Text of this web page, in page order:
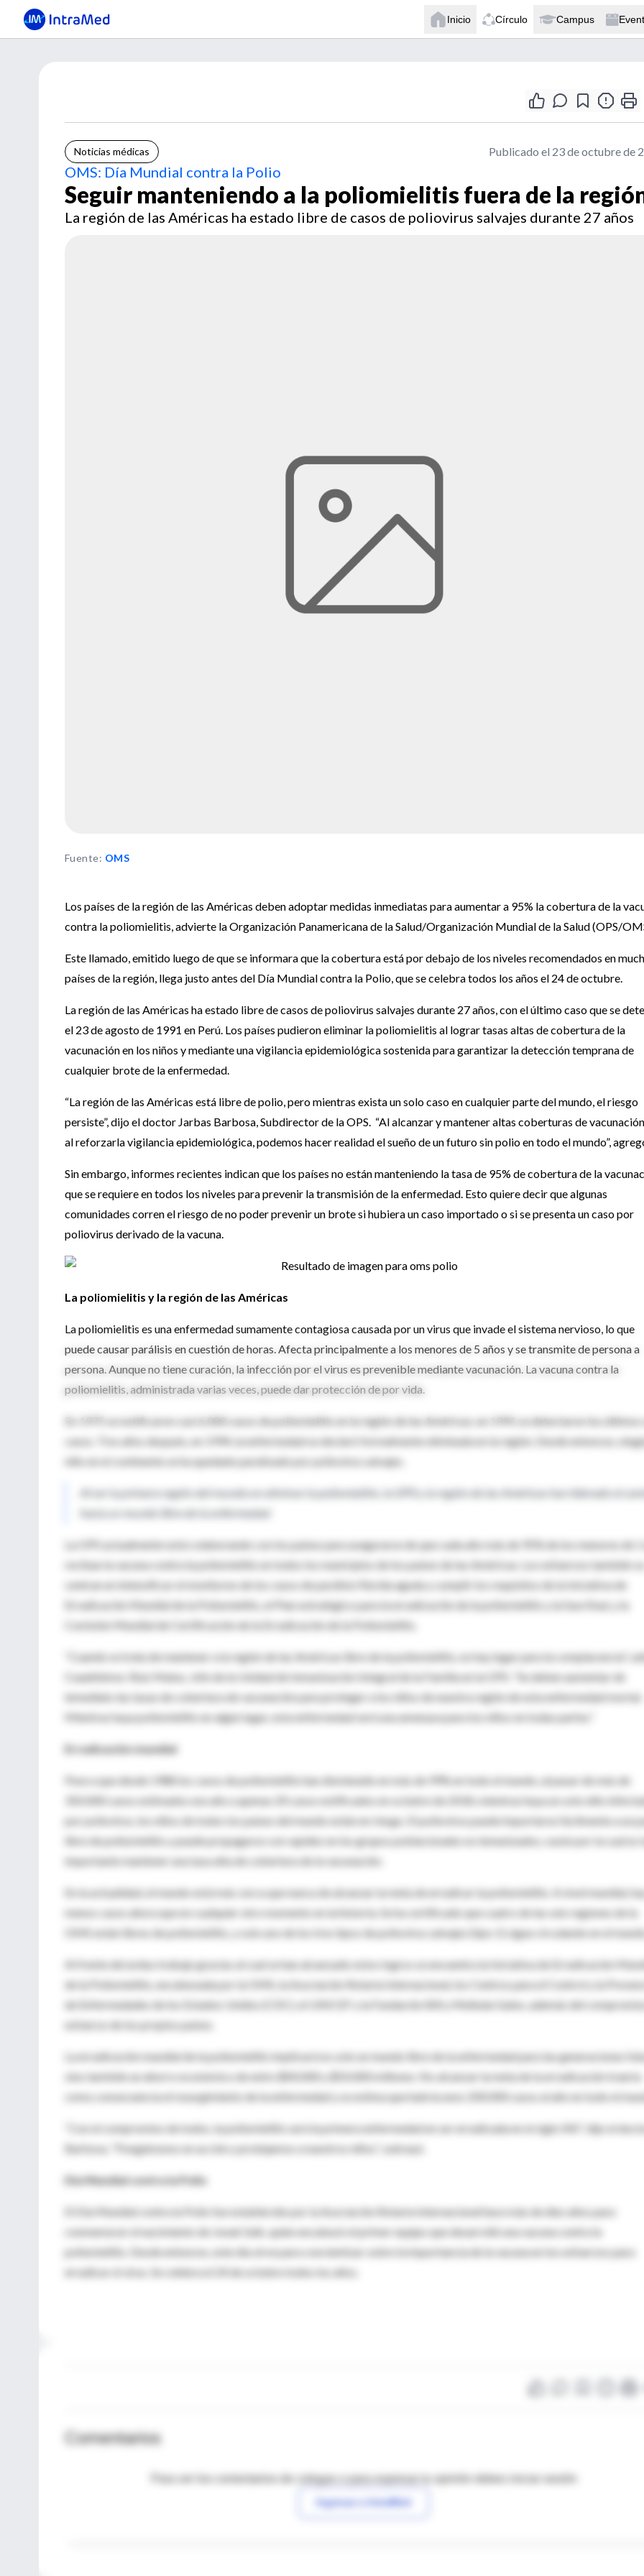
Inicio Círculo Campus
Noticias médicas Publicado el 23 de octubre de
OMS: Día Mundial contra la Polio
Seguir manteniendo a la poliomielitis fuera de la
La región de las Américas ha estado libre de casos de poliovirus salvajes durante 27 años
Fuente: OMS
Los países de la región de las Américas deben adoptar medidas inmediatas para aumentar a 95% la cobertura de la
contra la poliomielitis, advierte la Organización Panamericana de la Salud/Organización Mundial de la Salud (OPS/
Este llamado, emitido luego de que se informara que la cobertura está por debajo de los niveles recomendados en
países de la región, llega justo antes del Día Mundial contra la Polio, que se celebra todos los años el 24 de octubre.
La región de las Américas ha estado libre de casos de poliovirus salvajes durante 27 años, con el último caso que se
el 23 de agosto de 1991 en Perú. Los países pudieron eliminar la poliomielitis al lograr tasas altas de cobertura de la
vacunación en los niños y mediante una vigilancia epidemiológica sostenida para garantizar la detección temprana de
cualquier brote de la enfermedad.
“La región de las Américas está libre de polio, pero mientras exista un solo caso en cualquier parte del mundo, el riesgo
persiste”, dijo el doctor Jarbas Barbosa, Subdirector de la OPS. “Al alcanzar y mantener altas coberturas de
al reforzarla vigilancia epidemiológica, podemos hacer realidad el sueño de un futuro sin polio en todo el mundo”,
Sin embargo, informes recientes indican que los países no están manteniendo la tasa de 95% de cobertura de la
que se requiere en todos los niveles para prevenir la transmisión de la enfermedad. Esto quiere decir que algunas
comunidades corren el riesgo de no poder prevenir un brote si hubiera un caso importado o si se presenta un caso por
poliovirus derivado de la vacuna.
La poliomielitis y la región de las Américas
La poliomielitis es una enfermedad sumamente contagiosa causada por un virus que invade el sistema nervioso, lo que
puede causar parálisis en cuestión de horas. Afecta principalmente a los menores de 5 años y se transmite de persona a
persona. Aunque no tiene curación, la infección por el virus es prevenible mediante vacunación. La vacuna contra la
poliomielitis, administrada varias veces, puede dar protección de por vida.
En 1975 se notificaron casi 6.000 casos de poliomielitis en la región de las Américas; en 1991 se detectaron los últimos
casos. Tres años después, en 1994, la enfermedad se declaró formalmente eliminada en la región. Desde entonces,
niño en el continente se ha quedado paralizado por poliovirus salvajes.
Al ser la primera región del mundo en eliminar la poliomielitis, la OPS y la región de las Américas han liderado el
hacia un mundo libre de la enfermedad.
La OPS actualmente está colaborando con los países para asegurarse de que cada año más de 95% de los menores de 1
reciban la vacuna contra la poliomielitis en todos los municipios de los países de las Américas. Los esfuerzos también se
centran en intensificar el monitoreo de los casos de parálisis flácida aguda y cumplir los requisitos de la Iniciativa de
Erradicación Mundial de la Poliomielitis, el Plan estratégico para la erradicación de la poliomielitis y la fase final, y la
Comisión Mundial de Certificación de la Erradicación de la Poliomielitis.
“Cuando se trata de mantener a la región de las Américas libre de la poliomielitis, no hay lugar para la complacencia”,
Cuauhtémoc Ruiz Matus, Jefe de la Unidad de Inmunización Integral de la Familia en la OPS. “Se deben aumentar de
inmediato las tasas de cobertura de vacunación para proteger a los niños de nuestra región de esta enfermedad mortal.
Mientras haya poliomielitis en algún lugar, esta enfermedad será una amenaza para los niños en todas partes.”
Erradicación mundial
Pese a que desde 1988 los casos de poliomielitis han disminuido en más de 99% en todo el mundo, al pasar de más de
350.000 casos estimados ese año a apenas 20 casos notificados en octubre de 2018, mientras haya un solo niño
por poliovirus, los niños de todos los países del mundo están en riesgo. El poliovirus puede importarse fácilmente a un
libre de poliomielitis y puede propagarse con rapidez en los grupos poblacionales no inmunizados, razón por la cual es
importante mantener una tasa alta de cobertura de la vacunación.
En la actualidad, el mundo está más cerca que nunca de alcanzar la meta de erradicar la poliomielitis. A nivel mundial,
menos casos ahora que en cualquier otro momento en la historia. Se ha certificado que cuatro de las seis regiones de la
OMS están libres de poliomielitis, y solo uno de los tres tipos de poliovirus salvajes (tipo 1) sigue circulando en el mundo.
Al frente del arduo trabajo gracias al cual se han alcanzado estos logros se encuentra la Iniciativa de Erradicación
de la Poliomielitis, encabezada por la OMS, la Asociación Rotaria Internacional, los Centros para el Control y la
de Enfermedades de los Estados Unidos (CDC), el UNICEF y la Fundación Bill y Melinda Gates, además del
esfuerzo de los propios países.
La erradicación mundial de la poliomielitis implicará no solo un mundo libre de la enfermedad para las generaciones
sino también un ahorro económico de entre $40.000 y $50.000 millones. No alcanzar la meta de la erradicación traería
como consecuencia el resurgimiento de la enfermedad y se estima que habría unos 200.000 casos al año en todo el
“Con el compromiso de todos, la poliomielitis será la primera enfermedad en ser erradicada en el siglo XXI”, dijo el
Barbosa. “Pongámonos en acción y protejamos a nuestros niños”, subrayó.
Día Mundial contra la Polio
El Día Mundial contra la Polio fue establecido por la Asociación Rotaria Internacional hace más de diez años para
conmemorar el nacimiento de Jonak Salk, quien encabezó el primer equipo que desarrolló una vacuna contra la
poliomielitis. Desde entonces, este día sirve para concientizar sobre la importancia de la vacuna en los esfuerzos para
erradicar el virus. Se celebra el 24 de octubre todos los años.
Comentarios
Para ver los comentarios de colegas o para expresar tu opinión debes iniciar sesión
Ingresar a IntraMed